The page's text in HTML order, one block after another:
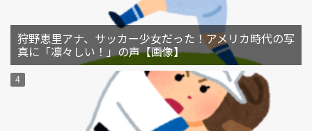
狩野恵里アナ、サッカー少女だった！アメリカ時代の写
真に「凛々しい！」の声【画像】